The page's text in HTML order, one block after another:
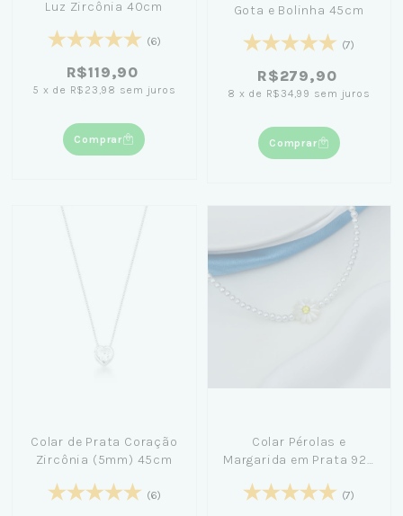
Luz Zircônia 40cm
(6)
R$119,90
5 x de R$23,98 sem juros
Comprar
Gota e Bolinha 45cm
(7)
R$279,90
8 x de R$34,99 sem juros
Comprar
Colar de Prata Coração
Zircônia (5mm) 45cm
(6)
Colar Pérolas e
Margarida em Prata 925
(7)